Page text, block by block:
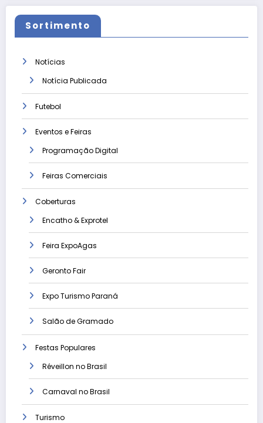
Sortimento
Notícias
Notícia Publicada
Futebol
Eventos e Feiras
Programação Digital
Feiras Comerciais
Coberturas
Encatho & Exprotel
Feira ExpoAgas
Geronto Fair
Expo Turismo Paraná
Salão de Gramado
Festas Populares
Réveillon no Brasil
Carnaval no Brasil
Turismo